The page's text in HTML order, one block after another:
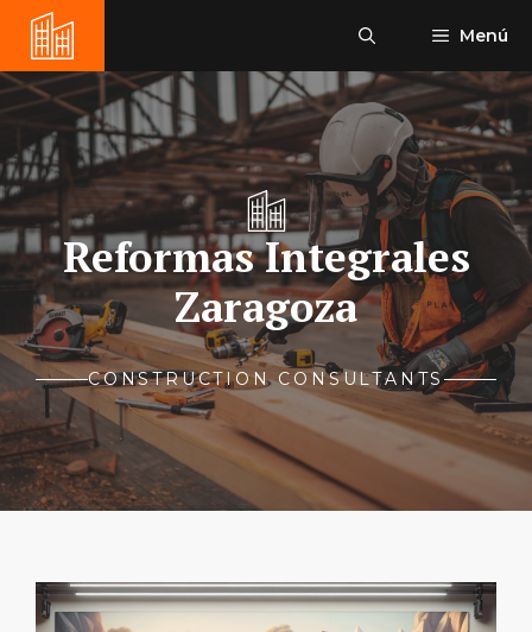
Saltar
contenido
Menú
Reformas Integrales
Zaragoza
CONSTRUCTION CONSULTANTS